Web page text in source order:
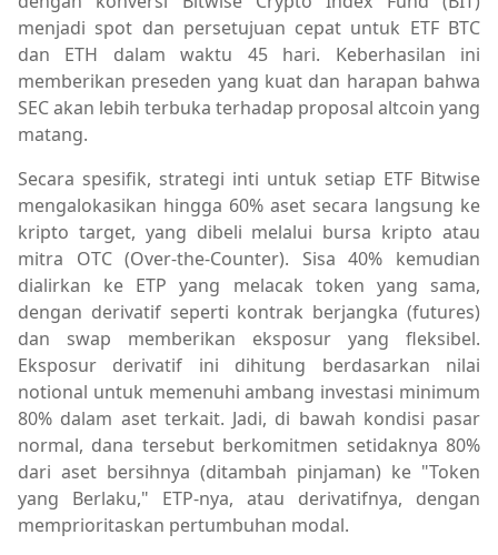
menjadi spot dan persetujuan cepat untuk ETF BTC
dan ETH dalam waktu 45 hari. Keberhasilan ini
memberikan preseden yang kuat dan harapan bahwa
SEC akan lebih terbuka terhadap proposal altcoin yang
matang.
Secara spesifik, strategi inti untuk setiap ETF Bitwise
mengalokasikan hingga 60% aset secara langsung ke
kripto target, yang dibeli melalui bursa kripto atau
mitra OTC (Over-the-Counter). Sisa 40% kemudian
dialirkan ke ETP yang melacak token yang sama,
dengan derivatif seperti kontrak berjangka (futures)
dan swap memberikan eksposur yang fleksibel.
Eksposur derivatif ini dihitung berdasarkan nilai
notional untuk memenuhi ambang investasi minimum
80% dalam aset terkait. Jadi, di bawah kondisi pasar
normal, dana tersebut berkomitmen setidaknya 80%
dari aset bersihnya (ditambah pinjaman) ke "Token
yang Berlaku," ETP-nya, atau derivatifnya, dengan
memprioritaskan pertumbuhan modal.